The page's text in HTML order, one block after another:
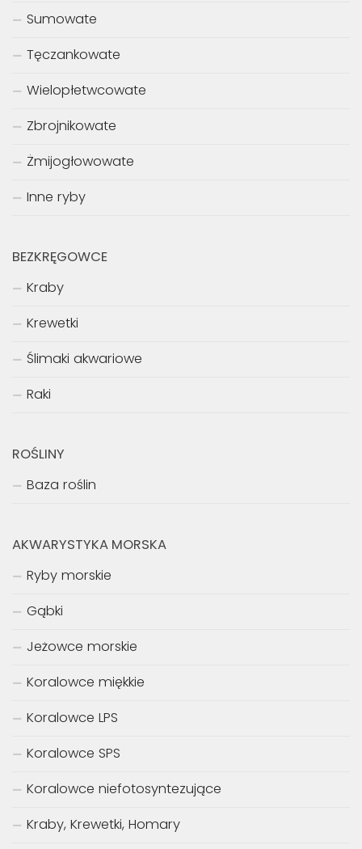
Sumowate
Tęczankowate
Wielopłetwcowate
Zbrojnikowate
Żmijogłowowate
Inne ryby
BEZKRĘGOWCE
Kraby
Krewetki
Ślimaki akwariowe
Raki
ROŚLINY
Baza roślin
AKWARYSTYKA MORSKA
Ryby morskie
Gąbki
Jeżowce morskie
Koralowce miękkie
Koralowce LPS
Koralowce SPS
Koralowce niefotosyntezujące
Kraby, Krewetki, Homary